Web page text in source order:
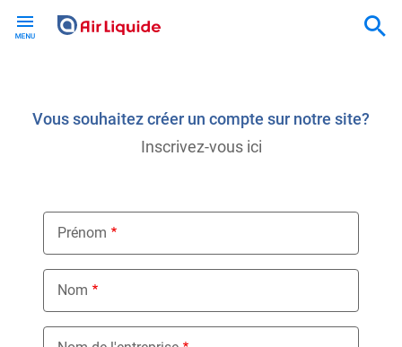
Vous souhaitez créer un compte sur notre site?
Inscrivez-vous ici
Prénom
Nom